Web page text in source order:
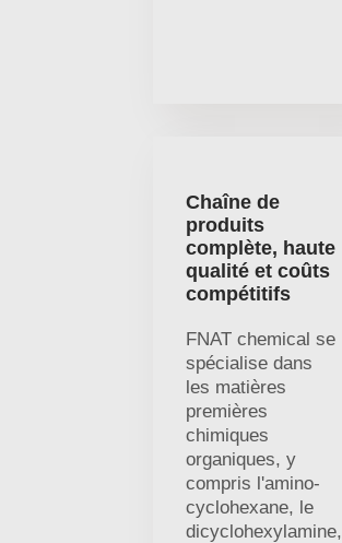
Chaîne de
produits
complète, haute
qualité et coûts
compétitifs
FNAT chemical se
spécialise dans
les matières
premières
chimiques
organiques, y
compris l'amino-
cyclohexane, le
dicyclohexylamine,